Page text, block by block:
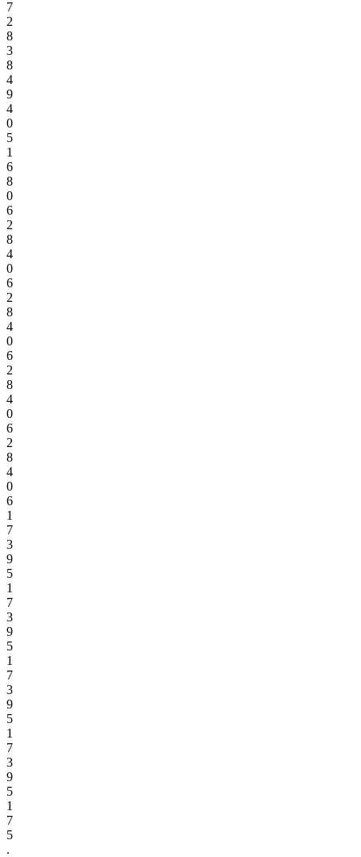
7
2
8
3
8
4
9
4
0
5
1
6
8
0
6
2
8
4
0
6
2
8
4
0
6
2
8
4
0
6
2
8
4
0
6
1
7
3
9
5
1
7
3
9
5
1
7
3
9
5
1
7
3
9
5
1
7
5
.